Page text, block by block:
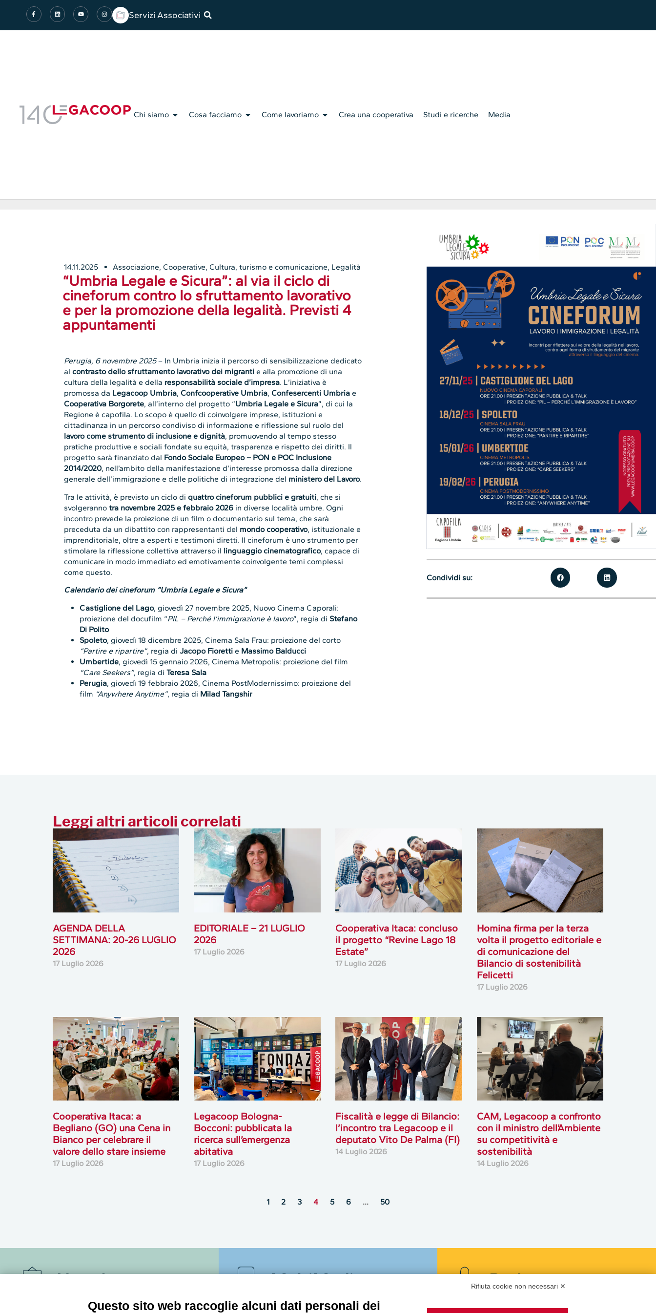
Servizi Associativi
Chi siamo Cosa facciamo Come lavoriamo Crea una cooperativa Studi e ricerche Media
14.11.2025 Associazione,Cooperative,Cultura, turismo e comunicazione, Legalità
“Umbria Legale e Sicura”: al via il ciclo di
cineforum contro lo sfruttamento lavorativo
e per la promozione della legalità. Previsti 4
appuntamenti
Perugia, 6 novembre 2025– In Umbria inizia il percorso di sensibilizzazione dedicato
alcontrasto dello sfruttamento lavorativo dei migranti e alla promozione di una
cultura della legalità e della responsabilità sociale d’impresa. L’iniziativa è
promossa da Legacoop Umbria,Confcooperative Umbria,Confesercenti Umbria e
Cooperativa Borgorete, all’interno del progetto “Umbria Legale e Sicura”, di cui la
Regione è capofila. Lo scopo è quello di coinvolgere imprese, istituzioni e
cittadinanza in un percorso condiviso di informazione e riflessione sul ruolo del
lavoro come strumento di inclusione e dignità, promuovendo al tempo stesso
pratiche produttive e sociali fondate su equità, trasparenza e rispetto dei diritti. Il
progetto sarà finanziato dal Fondo Sociale Europeo – PON e POC Inclusione
2014/2020, nell’ambito della manifestazione d’interesse promossa dalla direzione
generale dell’immigrazione e delle politiche di integrazione del ministero del Lavoro.
Tra le attività, è previsto un ciclo diquattro cineforum pubblici e gratuiti, che si
svolgeranno tra novembre 2025 e febbraio 2026 in diverse località umbre. Ogni
incontro prevede la proiezione di un film o documentario sul tema, che sarà
preceduta da un dibattito con rappresentanti del mondo cooperativo, istituzionale e
imprenditoriale, oltre a esperti e testimoni diretti. Il cineforum è uno strumento per
stimolare la riflessione collettiva attraverso il linguaggio cinematografico, capace di
comunicare in modo immediato ed emotivamente coinvolgente temi complessi
come questo.
Calendario dei cineforum “Umbria Legale e Sicura”
Castiglione del Lago, giovedì 27 novembre 2025, Nuovo Cinema Caporali:
proiezione del docufilm “PIL – Perché l’immigrazione è lavoro”, regia di Stefano
Di Polito
Spoleto, giovedì 18 dicembre 2025, Cinema Sala Frau: proiezione del corto
“Partire e ripartire”, regia diJacopo Fioretti e Massimo Balducci
Umbertide, giovedì 15 gennaio 2026, Cinema Metropolis: proiezione del film
“Care Seekers”, regia diTeresa Sala
Perugia, giovedì 19 febbraio 2026, Cinema PostModernissimo: proiezione del
film “Anywhere Anytime”, regia di Milad Tangshir
Condividi su:
Leggi altri articoli correlati
AGENDA DELLA
SETTIMANA: 20-26 LUGLIO
2026
17 Luglio 2026
EDITORIALE – 21 LUGLIO
2026
17 Luglio 2026
Cooperativa Itaca: concluso
il progetto “Revine Lago 18
Estate”
17 Luglio 2026
Homina firma per la terza
volta il progetto editoriale e
di comunicazione del
Bilancio di sostenibilità
Felicetti
17 Luglio 2026
Cooperativa Itaca: a
Begliano (GO) una Cena in
Bianco per celebrare il
valore dello stare insieme
17 Luglio 2026
Legacoop Bologna-
Bocconi: pubblicata la
ricerca sull’emergenza
abitativa
17 Luglio 2026
Fiscalità e legge di Bilancio:
l’incontro tra Legacoop e il
deputato Vito De Palma (FI)
14 Luglio 2026
CAM, Legacoop a confronto
con il ministro dell’Ambiente
su competitività e
sostenibilità
14 Luglio 2026
1 2 3 4 5 6 … 50
Newsletter
Accedi o iscriviti alla nostra Newsletter Legacoop
MultiMedia Podcast
Rifiuta cookie non necessari ✕
Questo sito web raccoglie alcuni dati personali dei